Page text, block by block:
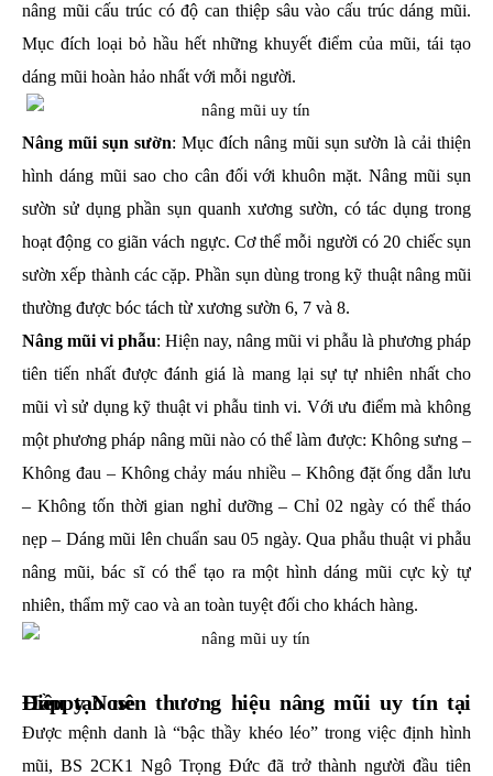
nâng mũi cấu trúc có độ can thiệp sâu vào cấu trúc dáng mũi.
Mục đích loại bỏ hầu hết những khuyết điểm của mũi, tái tạo
dáng mũi hoàn hảo nhất với mỗi người.
Nâng mũi sụn sườn: Mục đích nâng mũi sụn sườn là cải thiện
hình dáng mũi sao cho cân đối với khuôn mặt. Nâng mũi sụn
sườn sử dụng phần sụn quanh xương sườn, có tác dụng trong
hoạt động co giãn vách ngực. Cơ thể mỗi người có 20 chiếc sụn
sườn xếp thành các cặp. Phần sụn dùng trong kỹ thuật nâng mũi
thường được bóc tách từ xương sườn 6, 7 và 8.
Nâng mũi vi phẫu: Hiện nay, nâng mũi vi phẫu là phương pháp
tiên tiến nhất được đánh giá là mang lại sự tự nhiên nhất cho
mũi vì sử dụng kỹ thuật vi phẫu tinh vi. Với ưu điểm mà không
một phương pháp nâng mũi nào có thể làm được: Không sưng –
Không đau – Không chảy máu nhiều – Không đặt ống dẫn lưu
– Không tốn thời gian nghỉ dưỡng – Chỉ 02 ngày có thể tháo
nẹp – Dáng mũi lên chuẩn sau 05 ngày. Qua phẫu thuật vi phẫu
nâng mũi, bác sĩ có thể tạo ra một hình dáng mũi cực kỳ tự
nhiên, thẩm mỹ cao và an toàn tuyệt đối cho khách hàng.
Điều tạo nên thương hiệu nâng mũi uy tín tại Happy Nose
Được mệnh danh là “bậc thầy khéo léo” trong việc định hình
mũi, BS 2CK1 Ngô Trọng Đức đã trở thành người đầu tiên